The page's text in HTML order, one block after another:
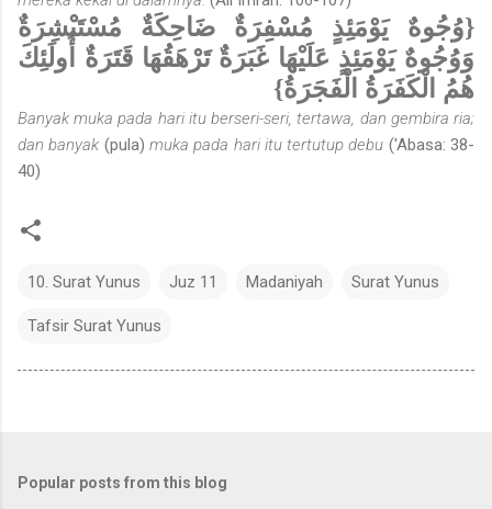
{وُجُوهٌ يَوْمَئِذٍ مُسْفِرَةٌ ضَاحِكَةٌ مُسْتَبْشِرَةٌ
وَوُجُوهٌ يَوْمَئِذٍ عَلَيْهَا غَبَرَةٌ تَرْهَقُهَا قَتَرَةٌ أُولَئِكَ
هُمُ الْكَفَرَةُ الْفَجَرَةُ}
Banyak muka pada hari itu berseri-seri, tertawa, dan gembira ria;
dan banyak (pula) muka pada hari itu tertutup debu ('Abasa: 38-
40)
10. Surat Yunus Juz 11 Madaniyah Surat Yunus
Tafsir Surat Yunus
Popular posts from this blog